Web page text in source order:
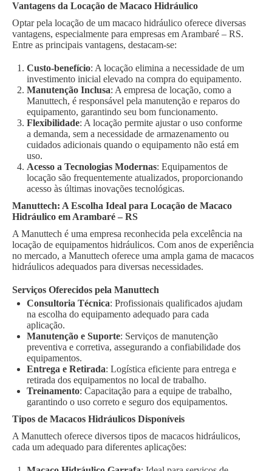
Vantagens da Locação de Macaco Hidráulico
Optar pela locação de um macaco hidráulico oferece diversas
vantagens, especialmente para empresas em Arambaré – RS.
Entre as principais vantagens, destacam-se:
Custo-benefício: A locação elimina a necessidade de um
investimento inicial elevado na compra do equipamento.
Manutenção Inclusa: A empresa de locação, como a
Manuttech, é responsável pela manutenção e reparos do
equipamento, garantindo seu bom funcionamento.
Flexibilidade: A locação permite ajustar o uso conforme
a demanda, sem a necessidade de armazenamento ou
cuidados adicionais quando o equipamento não está em
uso.
Acesso a Tecnologias Modernas: Equipamentos de
locação são frequentemente atualizados, proporcionando
acesso às últimas inovações tecnológicas.
Manuttech: A Escolha Ideal para Locação de Macaco
Hidráulico em Arambaré – RS
A Manuttech é uma empresa reconhecida pela excelência na
locação de equipamentos hidráulicos. Com anos de experiência
no mercado, a Manuttech oferece uma ampla gama de macacos
hidráulicos adequados para diversas necessidades.
Serviços Oferecidos pela Manuttech
Consultoria Técnica: Profissionais qualificados ajudam
na escolha do equipamento adequado para cada
aplicação.
Manutenção e Suporte: Serviços de manutenção
preventiva e corretiva, assegurando a confiabilidade dos
equipamentos.
Entrega e Retirada: Logística eficiente para entrega e
retirada dos equipamentos no local de trabalho.
Treinamento: Capacitação para a equipe de trabalho,
garantindo o uso correto e seguro dos equipamentos.
Tipos de Macacos Hidráulicos Disponíveis
A Manuttech oferece diversos tipos de macacos hidráulicos,
cada um adequado para diferentes aplicações: